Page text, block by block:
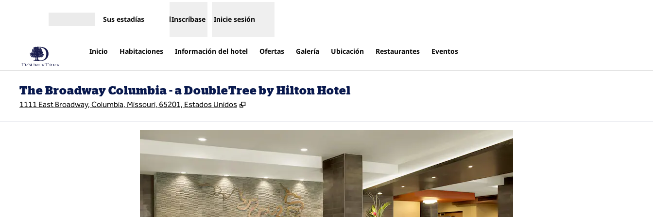
Sus estadías Inscríbase Inicie sesión
Inicio Habitaciones Información del hotel Ofertas Galería Ubicación Restaurantes Eventos
The Broadway Columbia - a DoubleTree by Hilton Hotel
1111 East Broadway, Columbia, Missouri, 65201, Estados Unidos ,